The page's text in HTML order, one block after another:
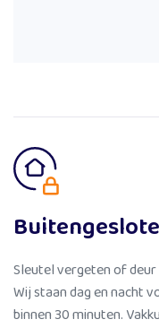
Sleutel vergeten of deur
Wij staan dag en nacht
binnen 30 minuten.